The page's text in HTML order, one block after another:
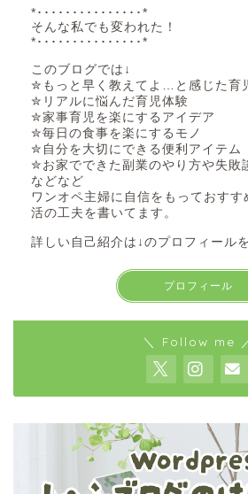
*･･･････････････*
そんな私でも変われた！
*･･･････････････*
このブログでは↓
✮もっと早く教えてよ…と感じた育
✮リアルに悩んだ育児体験
✮家事育児を楽にするアイデア
✮毎日の食事を楽にするモノ
✮自分を大切にできる便利アイテム
✮お家でできた副業のやり方や失敗
などなど
ワンオペ主婦に自信をもっておすす
活の工夫を書いてます。
詳しい自己紹介は↓のプロフィール
プロフィール
＼ Follow me